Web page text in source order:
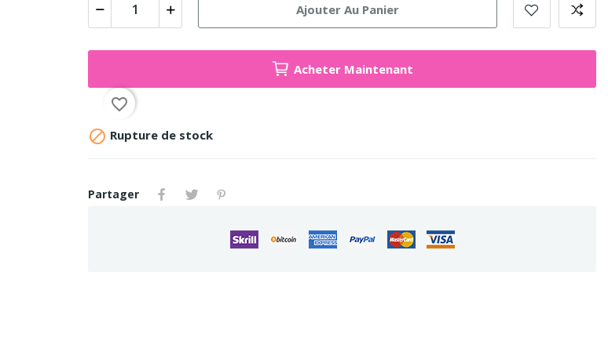
Ajouter Au Panier
Acheter Maintenant
favorite_border
 Rupture de stock
Partager